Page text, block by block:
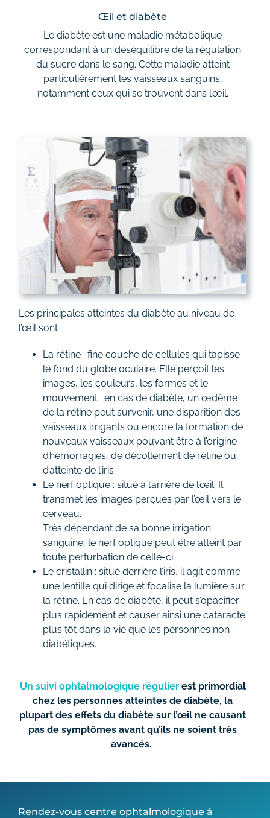
Contact
Œil et diabète
Le diabète est une maladie métabolique
correspondant à un déséquilibre de la régulation
du sucre dans le sang. Cette maladie atteint
particulièrement les vaisseaux sanguins,
notamment ceux qui se trouvent dans l’œil.
Les principales atteintes du diabète au niveau de
l’œil sont :
La rétine : fine couche de cellules qui tapisse
le fond du globe oculaire. Elle perçoit les
images, les couleurs, les formes et le
mouvement ; en cas de diabète, un œdème
de la rétine peut survenir, une disparition des
vaisseaux irrigants ou encore la formation de
nouveaux vaisseaux pouvant être à l’origine
d’hémorragies, de décollement de rétine ou
d’atteinte de l’iris.
Le nerf optique : situé à l’arrière de l’œil. Il
transmet les images perçues par l’œil vers le
cerveau.
Très dépendant de sa bonne irrigation
sanguine, le nerf optique peut être atteint par
toute perturbation de celle-ci.
Le cristallin : situé derrière l’iris, il agit comme
une lentille qui dirige et focalise la lumière sur
la rétine. En cas de diabète, il peut s’opacifier
plus rapidement et causer ainsi une cataracte
plus tôt dans la vie que les personnes non
diabétiques.
Un suivi ophtalmologique régulierest primordial
chez les personnes atteintes de diabète, la
plupart des effets du diabète sur l’œil ne causant
pas de symptômes avant qu’ils ne soient très
avancés.
Rendez-vous centre ophtalmologique à